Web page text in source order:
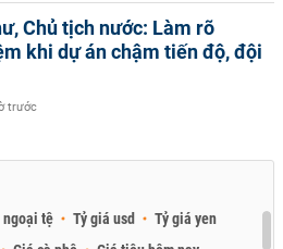
Chủ tịch nước: Làm rõ
khi dự án chậm tiến độ, đội
trước
ngoại tệ Tỷ giá usd
Tỷ giá yen